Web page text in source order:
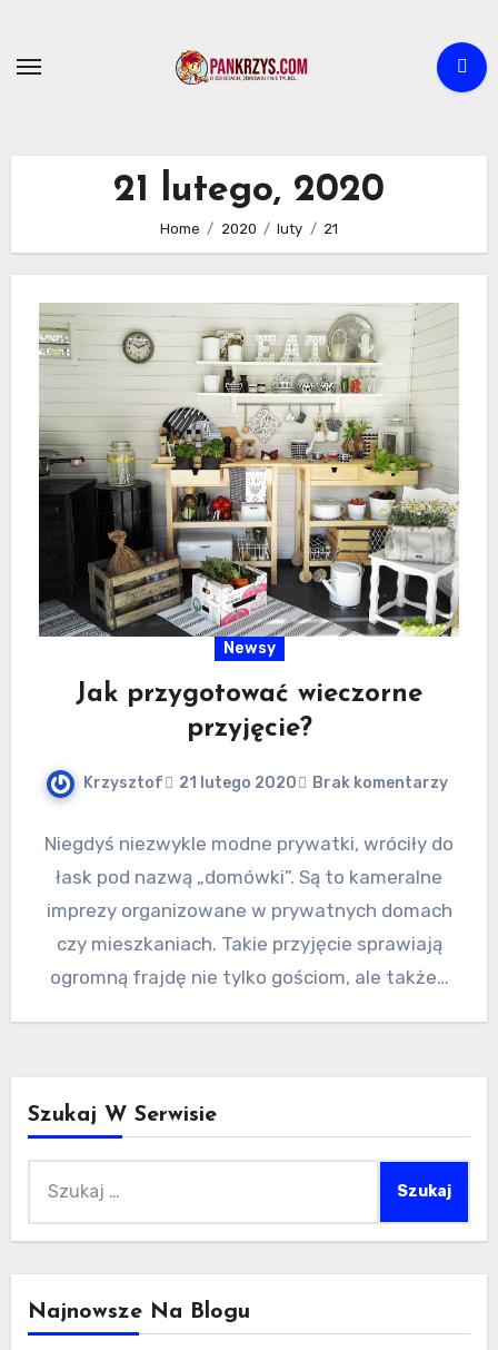
content
21 lutego, 2020
Home 2020 luty 21
Newsy
Jak przygotować wieczorne
przyjęcie?
Krzysztof 21 lutego 2020 Brak komentarzy
Niegdyś niezwykle modne prywatki, wróciły do
łask pod nazwą „domówki”. Są to kameralne
imprezy organizowane w prywatnych domach
czy mieszkaniach. Takie przyjęcie sprawiają
ogromną frajdę nie tylko gościom, ale także…
Szukaj W Serwisie
Najnowsze Na Blogu